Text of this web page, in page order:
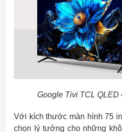
Google Tivi TCL QLED
Với kích thước màn hình 75
chọn lý tưởng cho những